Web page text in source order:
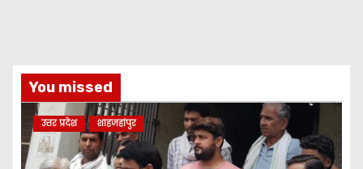
You missed
उत्तर प्रदेश शाहजहांपुर